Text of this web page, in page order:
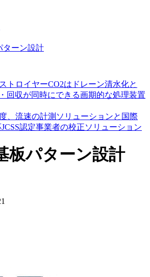
ターン設計
トロイヤーCO2はドレーン清水化と
回収が同時にできる画期的な処理装置
、流速の計測ソリューションと国際
認定事業者の校正ソリューション
板パターン設計